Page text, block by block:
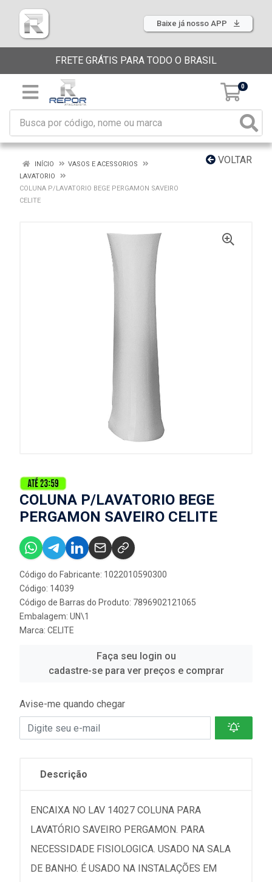
Baixe já nosso APP
FRETE GRÁTIS PARA TODO O BRASIL
0
VOLTAR
INÍCIO
VASOS E ACESSORIOS
LAVATORIO
COLUNA P/LAVATORIO BEGE PERGAMON SAVEIRO
CELITE
COLUNA P/LAVATORIO BEGE
PERGAMON SAVEIRO CELITE
Código do Fabricante: 1022010590300
Código: 14039
Código de Barras do Produto: 7896902121065
Embalagem: UN\1
Marca: CELITE
Faça seu login ou
cadastre-se para ver preços e comprar
Avise-me quando chegar
Descrição
ENCAIXA NO LAV 14027 COLUNA PARA
LAVATÓRIO SAVEIRO PERGAMON. PARA
NECESSIDADE FISIOLOGICA. USADO NA SALA
DE BANHO. É USADO NA INSTALAÇÕES EM